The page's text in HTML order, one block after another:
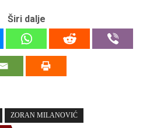
Širi dalje
ZORAN MILANOVIĆ